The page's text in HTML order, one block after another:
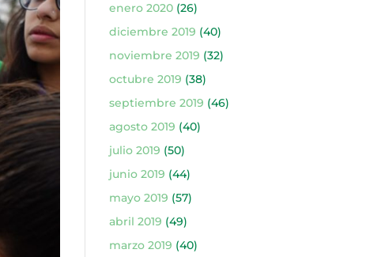
enero 2020(26)
diciembre 2019 (40)
noviembre 2019 (32)
octubre 2019 (38)
septiembre 2019 (46)
agosto 2019 (40)
julio 2019 (50)
junio 2019 (44)
mayo 2019 (57)
abril 2019 (49)
marzo 2019 (40)